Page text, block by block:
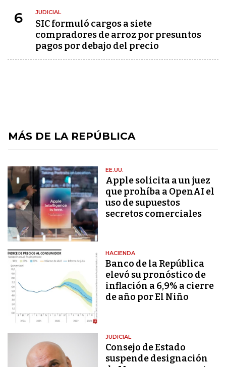
6 JUDICIAL
SIC formuló cargos a siete
compradores de arroz por presuntos
pagos por debajo del precio
MÁS DE LA REPÚBLICA
EE.UU.
Apple solicita a un juez
que prohíba a OpenAI el
uso de supuestos
secretos comerciales
HACIENDA
Banco de la República
elevó su pronóstico de
inflación a 6,9% a cierre
de año por El Niño
JUDICIAL
Consejo de Estado
suspende designación